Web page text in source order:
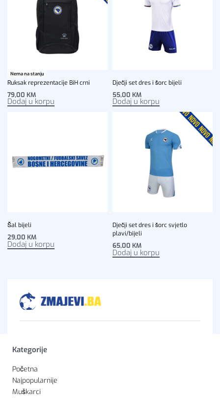
Nema na stanju
Ruksak reprezentacije BiH crni
79,00 KM
Dodaj u korpu
Dječji set dres i šorc bijeli
55,00 KM
Dodaj u korpu
Šal bijeli
29,00 KM
Dodaj u korpu
Dječji set dres i šorc svjetlo
plavi/bijeli
65,00 KM
Dodaj u korpu
Kategorije
Početna
Najpopularnije
Muškarci